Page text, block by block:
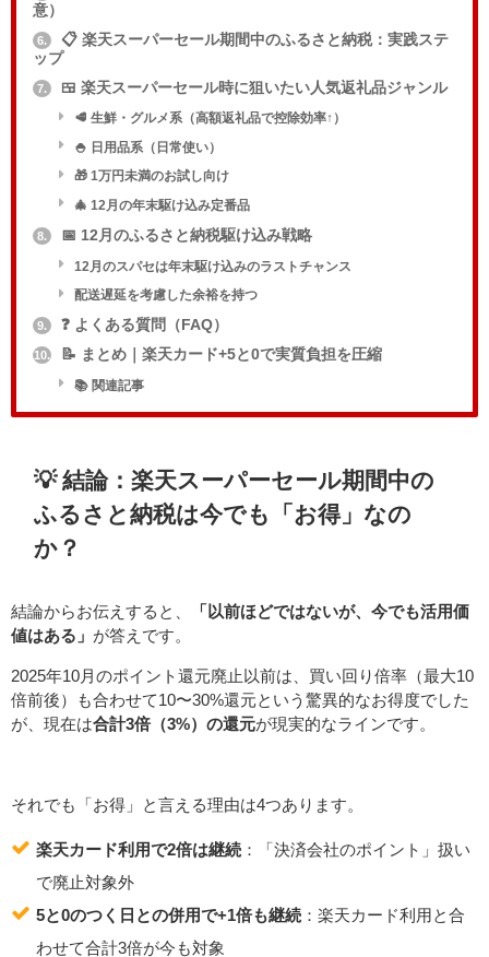
意）
6.
📋 楽天スーパーセール期間中のふるさと納税：実践ステ
ップ
7. 🍱 楽天スーパーセール時に狙いたい人気返礼品ジャンル
🥩 生鮮・グルメ系（高額返礼品で控除効率↑）
🍚 日用品系（日常使い）
🎁 1万円未満のお試し向け
🎄 12月の年末駆け込み定番品
8. 📅 12月のふるさと納税駆け込み戦略
12月のスパセは年末駆け込みのラストチャンス
配送遅延を考慮した余裕を持つ
9. ❓ よくある質問（FAQ）
10. 📝 まとめ｜楽天カード+5と0で実質負担を圧縮
📚 関連記事
💡 結論：楽天スーパーセール期間中の
ふるさと納税は今でも「お得」なの
か？
結論からお伝えすると、
「以前ほどではないが、今でも活用価
値はある」 が答えです。
2025年10月のポイント還元廃止以前は、買い回り倍率（最大10
倍前後）も合わせて10〜30%還元という驚異的なお得度でした
が、現在は合計3倍（3%）の還元が現実的なラインです。
それでも「お得」と言える理由は4つあります。
楽天カード利用で2倍は継続：「決済会社のポイント」扱い
で廃止対象外
5と0のつく日との併用で+1倍も継続：楽天カード利用と合
わせて合計3倍が今も対象